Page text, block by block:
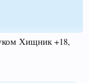
Хищник +18,